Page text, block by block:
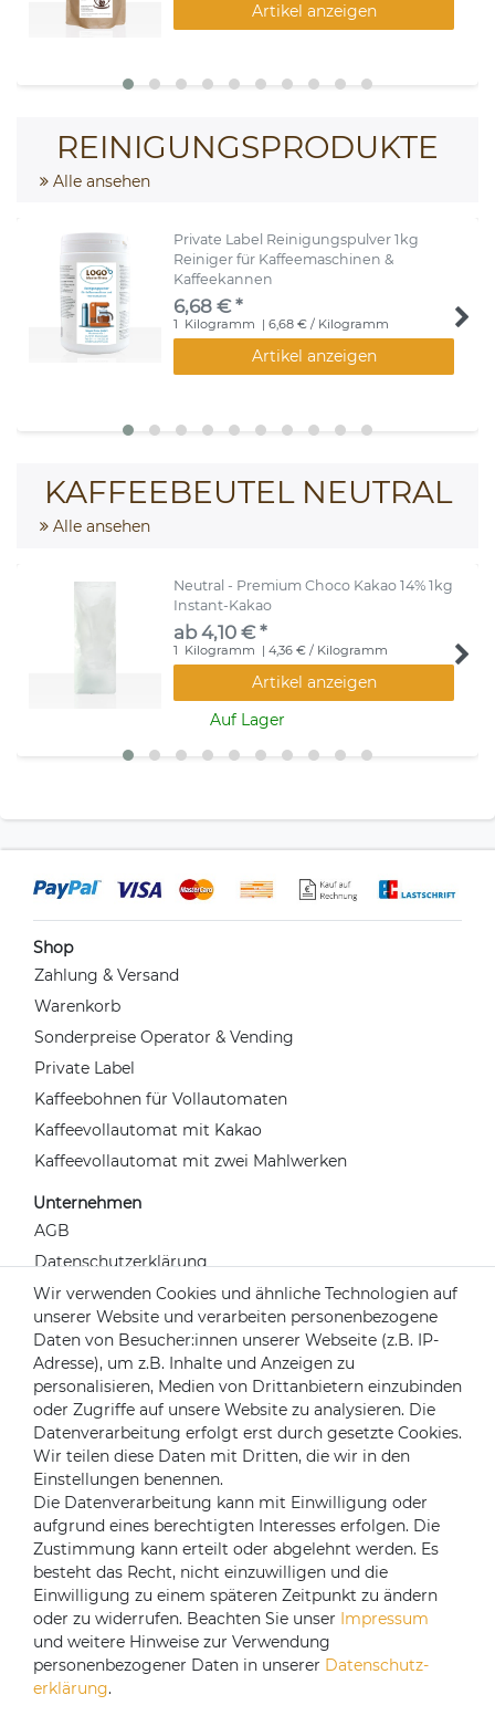
Artikel anzeigen
REINIGUNGSPRODUKTE
Alle ansehen
Private Label Reinigungspulver 1kg
Reiniger für Kaffeemaschinen &
Kaffeekannen
6,68 € *
1 Kilogramm | 6,68 € / Kilogramm
Artikel anzeigen
KAFFEEBEUTEL NEUTRAL
Alle ansehen
Neutral - Premium Choco Kakao 14% 1kg
Instant-Kakao
ab 4,10 € *
1 Kilogramm | 4,36 € / Kilogramm
Artikel anzeigen
Auf Lager
Shop
Zahlung & Versand
Warenkorb
Sonderpreise Operator & Vending
Private Label
Kaffeebohnen für Vollautomaten
Kaffeevollautomat mit Kakao
Kaffeevollautomat mit zwei Mahlwerken
Unternehmen
AGB
Datenschutzerklärung
Widerrufsrecht
Impressum
Kontakt
Über uns
Mein Konto
Login
Registrieren
Versandpartner
Wir verwenden Cookies und ähnliche Technologien auf
unserer Website und verarbeiten personenbezogene
Daten von Besucher:innen unserer Webseite (z.B. IP-
Adresse), um z.B. Inhalte und Anzeigen zu
personalisieren, Medien von Drittanbietern einzubinden
oder Zugriffe auf unsere Website zu analysieren. Die
Datenverarbeitung erfolgt erst durch gesetzte Cookies.
Wir teilen diese Daten mit Dritten, die wir in den
Einstellungen benennen.
Die Datenverarbeitung kann mit Einwilligung oder
aufgrund eines berechtigten Interesses erfolgen. Die
Zustimmung kann erteilt oder abgelehnt werden. Es
besteht das Recht, nicht einzuwilligen und die
Einwilligung zu einem späteren Zeitpunkt zu ändern
oder zu widerrufen. Beachten Sie unser Impressum
und weitere Hinweise zur Verwendung
personenbezogener Daten in unserer Daten­schutz­
erklärung.